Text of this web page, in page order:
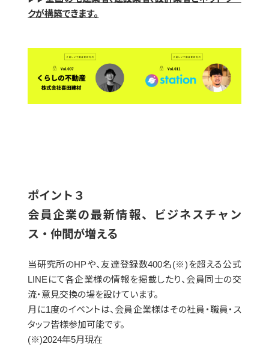
クが構築できます。
ポイント３
会員企業の最新情報、ビジネスチャン
ス・仲間が増える
当研究所のHPや、友達登録数400名(※)を超える公式
LINEにて各企業様の情報を掲載したり、会員同士の交
流・意見交換の場を設けています。
月に1度のイベントは、会員企業様はその社員・職員・ス
タッフ皆様参加可能です。
(※)2024年5月現在